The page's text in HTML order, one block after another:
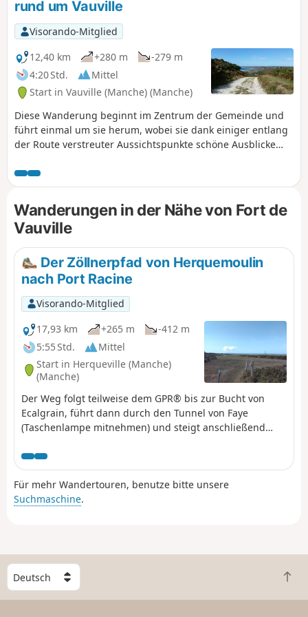
rund um Vauville
Visorando-Mitglied
12,40 km
+280 m
-279 m
4:20 Std.
Mittel
Start in Vauville (Manche) (Manche)
Diese Wanderung beginnt im Zentrum der Gemeinde und
führt einmal um sie herum, wobei sie dank einiger entlang
der Route verstreuter Aussichtspunkte schöne Ausblicke
Wanderungen in der Nähe von Fort de
Vauville
Der Zöllnerpfad von Herquemoulin
nach Port Racine
Visorando-Mitglied
17,93 km
+265 m
-412 m
5:55 Std.
Mittel
Start in Herqueville (Manche)
(Manche)
Der Weg folgt teilweise dem GPR® bis zur Bucht von
Ecalgrain, führt dann durch den Tunnel von Faye
(Taschenlampe mitnehmen) und steigt anschließend
die Überreste dieses Bauwerks aus dem Zweiten
Weltkrieg zu sehen und bietet einen schönen Ausblick
auf Goury und seine abgelegene Lage.
Für mehr Wandertouren, benutze bitte unsere
Suchmaschine.
W
ä
h
Z
u